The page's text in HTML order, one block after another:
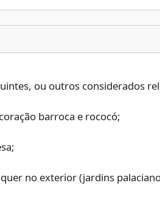
barroca e rococó;
no exterior (jardins